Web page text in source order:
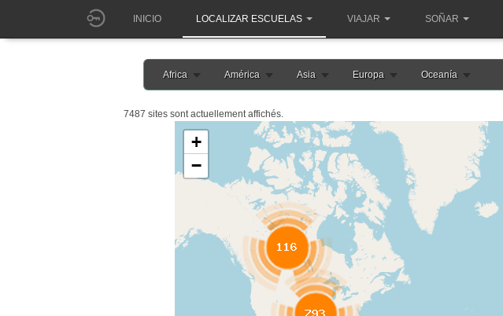
INICIO LOCALIZAR ESCUELAS VIAJAR SOÑAR
Africa América Asia Europa Oceanía
7487 sites sont actuellement affichés.
+
−